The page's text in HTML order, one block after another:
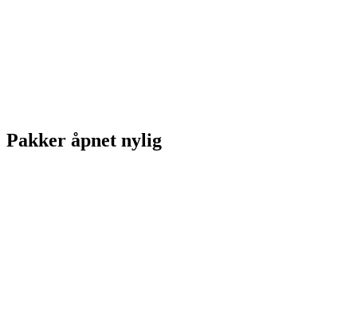
Pakker åpnet nylig